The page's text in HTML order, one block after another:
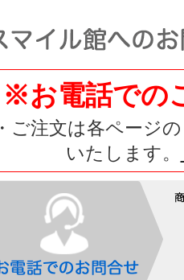
※お電話での
・ご注文は各ページ
いたします。